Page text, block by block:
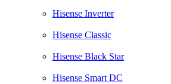
Hisense Inverter
Hisense Classic
Hisense Black Star
Hisense Smart DC